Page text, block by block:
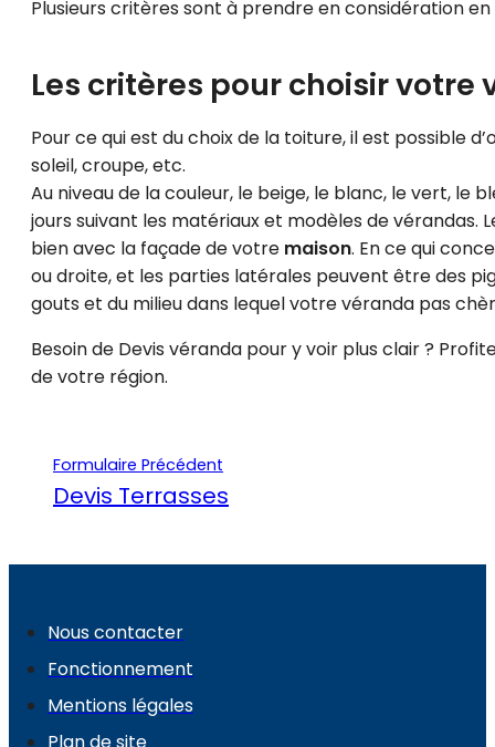
Plusieurs critères sont à prendre en considération
Les critères pour choisir votre
Pour ce qui est du choix de la toiture, il est possible
soleil, croupe, etc.
Au niveau de la couleur, le beige, le blanc, le vert, le
jours suivant les matériaux et modèles de vérandas.
bien avec la façade de votre maison. En ce qui
ou droite, et les parties latérales peuvent être des
gouts et du milieu dans lequel votre véranda pas
Besoin de Devis véranda pour y voir plus clair ?
de votre région.
Formulaire Précédent
Devis Terrasses
Nous contacter
Fonctionnement
Mentions légales
Plan de site